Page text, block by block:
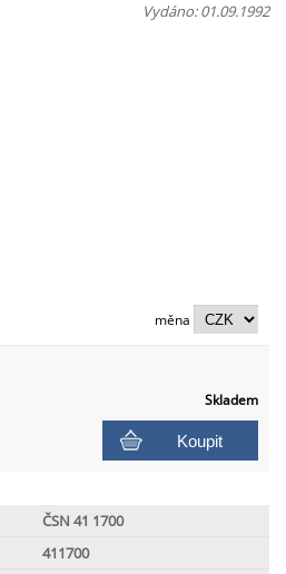
Vydáno: 01.09.1992
měna
Skladem
Koupit
ČSN 41 1700
411700